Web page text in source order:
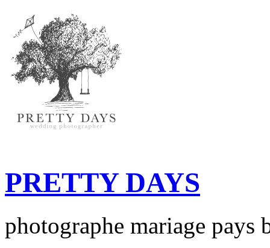
PRETTY DAYS
photographe mariage pays